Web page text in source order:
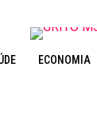
ECONOMIA